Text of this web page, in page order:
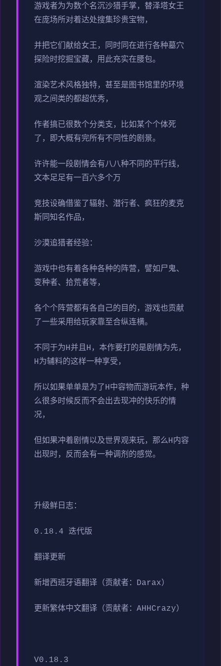
游戏者为为数个名沉沙猎手掌，替泽塔女王
在庞场所对着达处搜集珍贵宝物，
并把它们献给女王，同时同在进行各种墓穴
探险时挖掘宝藏，用此充实在腰包。
渲染艺术风格独特，甚至是图书馆里的环境
观之间类的都超优秀，
作者搞已很数个分类支，比如某个个体死
了，即大概有完所有不同性的剧景。
许许能一段剧情会有八八种不同的平行线，
文本足足有一百六多个万
竞技设确借鉴了辐射、潜行者、疯狂的麦克
斯同知名作品，
沙漠追猎者经验：
游戏中也有着各种各种的阵营，譬如尸鬼、
变种者、拾荒者等，
各个个阵营都有各自己的目的，游戏也贡献
了一些采用给玩家靠至合纵连横。
不同于为H并且H，本作要打的是剧情为先，
H为辅料的这样一种享受，
所以如果单单是为了H中容物而游玩本作，种
么很多时候反而不会出去现冲的快乐的情
况，
但如果冲着剧情以及世界观来玩，那么H内容
出现时，反而会有一种调剂的感觉。
升级鲜日志：
0.18.4 迭代版
翻译更新
新增西班牙语翻译（贡献者：Darax）
更新繁体中文翻译（贡献者：AHHCrazy）
V0.18.3